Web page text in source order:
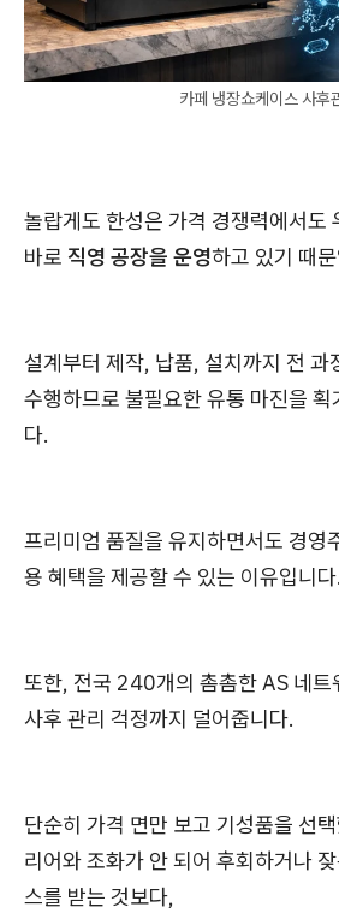
카페 냉장쇼케이스 사후
놀랍게도 한성은 가격 경쟁력에서도
바로 직영 공장을 운영하고 있기 때
설계부터 제작, 납품, 설치까지 전 과
수행하므로 불필요한 유통 마진을 획
다.
프리미엄 품질을 유지하면서도 경영
용 혜택을 제공할 수 있는 이유입니다.
또한, 전국 240개의 촘촘한 AS 네트
사후 관리 걱정까지 덜어줍니다.
단순히 가격 면만 보고 기성품을 선
리어와 조화가 안 되어 후회하거나
스를 받는 것보다,